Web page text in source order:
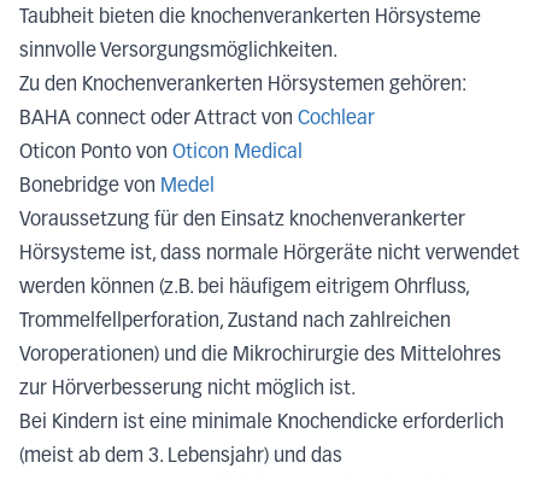
Taubheit bieten die knochenverankerten Hörsysteme
sinnvolle Versorgungsmöglichkeiten.
Zu den Knochenverankerten Hörsystemen gehören:
BAHA connect oder Attract von Cochlear
Oticon Ponto von Oticon Medical
Bonebridge von Medel
Voraussetzung für den Einsatz knochenverankerter
Hörsysteme ist, dass normale Hörgeräte nicht verwendet
werden können (z.B. bei häufigem eitrigem Ohrfluss,
Trommelfellperforation, Zustand nach zahlreichen
Voroperationen) und die Mikrochirurgie des Mittelohres
zur Hörverbesserung nicht möglich ist.
Bei Kindern ist eine minimale Knochendicke erforderlich
(meist ab dem 3. Lebensjahr) und das